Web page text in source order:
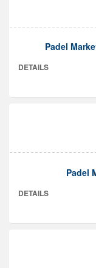
Padel
DETAILS
Padel
DETAILS